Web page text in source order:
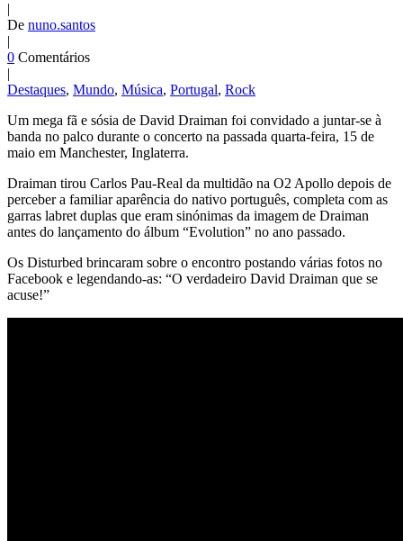
|
De nuno.santos
|
0 Comentários
|
Destaques, Mundo, Música, Portugal, Rock
Um mega fã e sósia de David Draiman foi convidado a juntar-se à
banda no palco durante o concerto na passada quarta-feira, 15 de
maio em Manchester, Inglaterra.
Draiman tirou Carlos Pau-Real da multidão na O2 Apollo depois de
perceber a familiar aparência do nativo português, completa com as
garras labret duplas que eram sinónimas da imagem de Draiman
antes do lançamento do álbum “Evolution” no ano passado.
Os Disturbed brincaram sobre o encontro postando várias fotos no
Facebook e legendando-as: “O verdadeiro David Draiman que se
acuse!”